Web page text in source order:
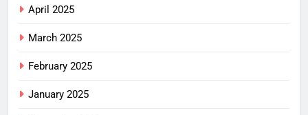
April 2025
March 2025
February 2025
January 2025